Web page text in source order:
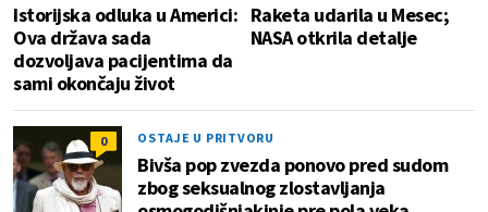
Istorijska odluka u Americi:
Ova država sada
dozvoljava pacijentima da
sami okončaju život
Raketa udarila u Mesec;
NASA otkrila detalje
0 OSTAJE U PRITVORU
Bivša pop zvezda ponovo pred sudom
zbog seksualnog zlostavljanja